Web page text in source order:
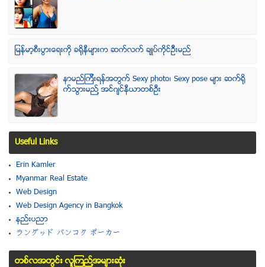
ျမန္မာ့စီးပြားေရးကို ခရိုနီမ်ားက ဆက္လက္ ခ်ဳပ္ကိုင္ဥိီးမည္
နာမည္ၾကီးရန္အတြက္ Sexy photo၊ Sexy pose မ်ား ဆက္ရို
က္သြားမည္႔ အင္ဂ်င္နီယာတစ္ဦး
Useful Links
Erin Kamler
Myanmar Real Estate
Web Design
Web Design Agency in Bangkok
နည္းပညာ
ラングッド バンコク ポーカー
တစ္လအတြင္း လူၾကည္႔အမ်ားဆံုး